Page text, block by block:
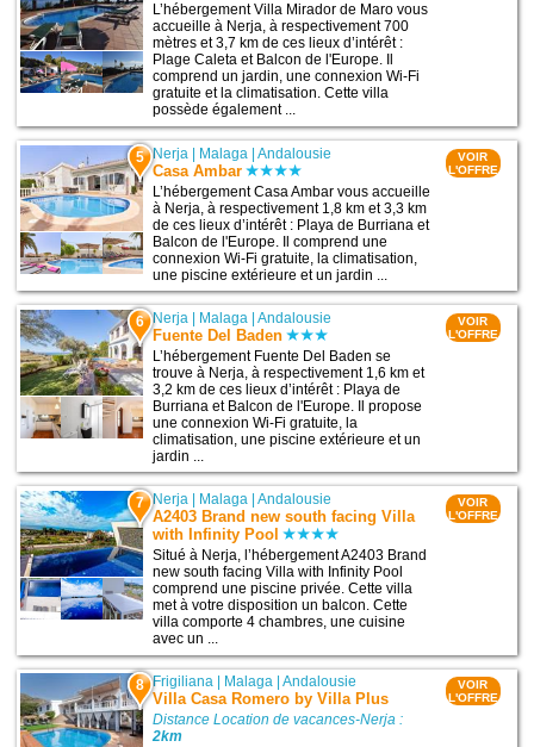
L’hébergement Villa Mirador de Maro vous
accueille à Nerja, à respectivement 700
mètres et 3,7 km de ces lieux d’intérêt :
Plage Caleta et Balcon de l'Europe. Il
comprend un jardin, une connexion Wi-Fi
gratuite et la climatisation. Cette villa
possède également ...
5 Nerja | Malaga |Andalousie
Casa Ambar
L’hébergement Casa Ambar vous accueille
à Nerja, à respectivement 1,8 km et 3,3 km
de ces lieux d’intérêt : Playa de Burriana et
Balcon de l'Europe. Il comprend une
connexion Wi-Fi gratuite, la climatisation,
une piscine extérieure et un jardin ...
VOIR
L'OFFRE
6 Nerja | Malaga |Andalousie
Fuente Del Baden
L’hébergement Fuente Del Baden se
trouve à Nerja, à respectivement 1,6 km et
3,2 km de ces lieux d’intérêt : Playa de
Burriana et Balcon de l'Europe. Il propose
une connexion Wi-Fi gratuite, la
climatisation, une piscine extérieure et un
jardin ...
VOIR
L'OFFRE
7 Nerja Malaga |Andalousie
A2403 Brand new south facing Villa
with Infinity Pool
Situé à Nerja, l’hébergement A2403 Brand
new south facing Villa with Infinity Pool
comprend une piscine privée. Cette villa
met à votre disposition un balcon. Cette
villa comporte 4 chambres, une cuisine
avec un ...
VOIR
L'OFFRE
8 Frigiliana Malaga |Andalousie
Villa Casa Romero by Villa Plus
Distance Location de vacances-Nerja :
2km
VOIR
L'OFFRE